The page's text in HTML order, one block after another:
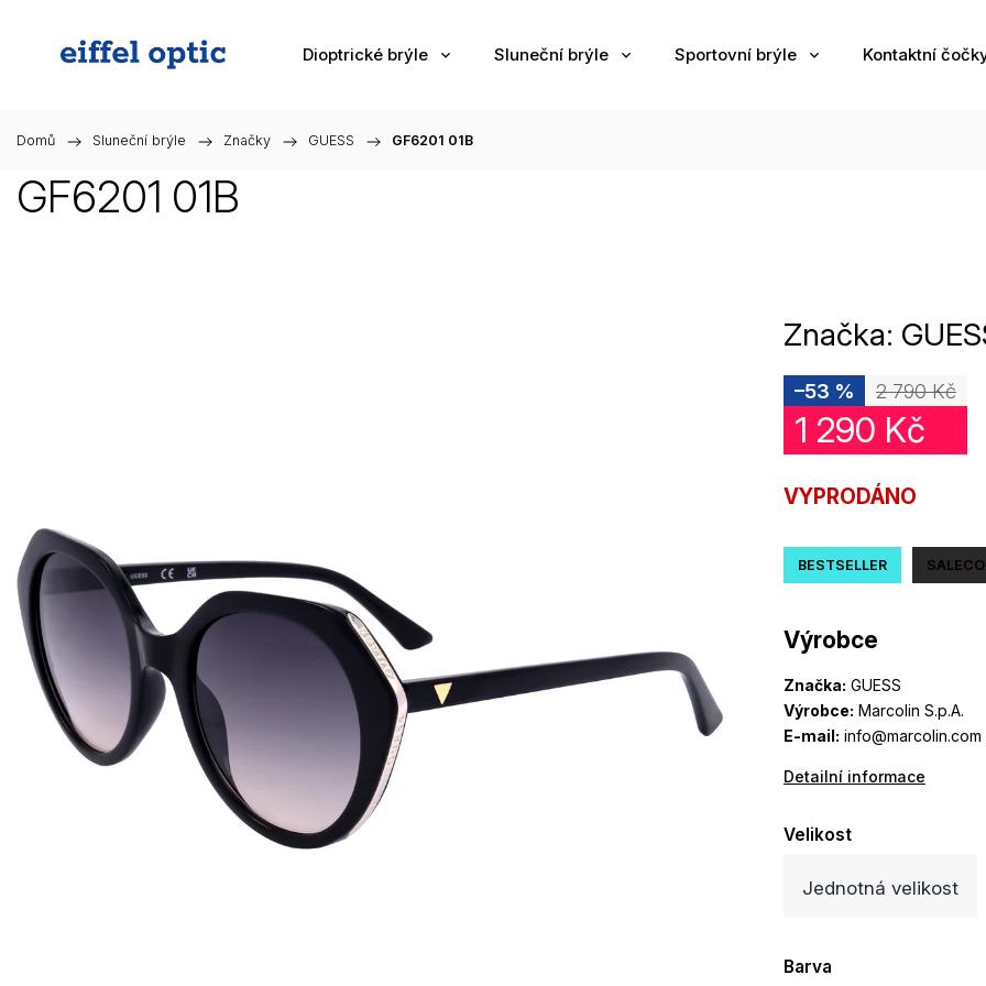
Dioptrické brýle Sluneční brýle Sportovní brýle Kontaktní
Domů / Sluneční brýle / Značky / GUESS / GF6201 01B
GF6201 01B
Značka:
2 790 Kč
–53 %
1 290 Kč
Výrobce
Značka: GUESS
Výrobce: Marcolin S.p.A.
E-mail: info@marcolin.com
Detailní informace
BESTSELLER
Velikost
Jednotná velikost
Barva
VYPRODÁNO